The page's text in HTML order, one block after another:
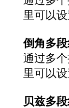
里可以
倒角多
通过多
里可以
贝兹多